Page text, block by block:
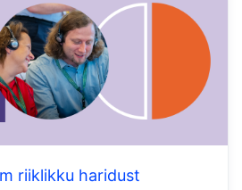
riiklikku haridust